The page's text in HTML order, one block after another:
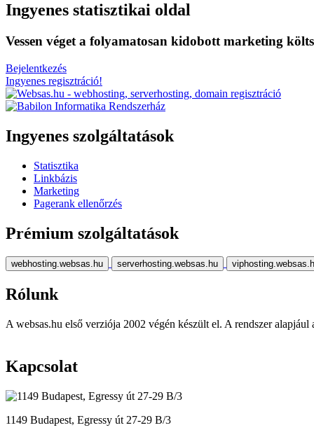
Ingyenes statisztikai oldal
Vessen véget a folyamatosan kidobott marketing
Bejelentkezés
Ingyenes regisztráció!
Ingyenes szolgáltatások
Statisztika
Linkbázis
Marketing
Pagerank ellenőrzés
Prémium szolgáltatások
webhosting.websas.hu serverhosting.websas.hu
Rólunk
A websas.hu első verziója 2002 végén készült el. A rendszer
Kapcsolat
1149 Budapest, Egressy út 27-29 B/3